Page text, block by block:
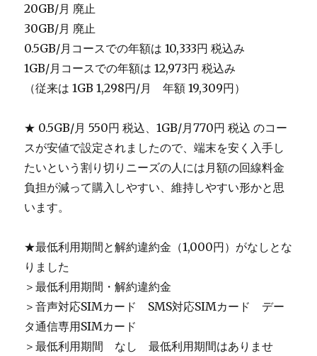
20GB/月 廃止
30GB/月 廃止
0.5GB/月コースでの年額は 10,333円 税込み
1GB/月コースでの年額は 12,973円 税込み
（従来は 1GB 1,298円/月 年額 19,309円）
★ 0.5GB/月 550円 税込、1GB/月770円 税込 のコー
スが安値で設定されましたので、端末を安く入手し
たいという割り切りニーズの人には月額の回線料金
負担が減って購入しやすい、維持しやすい形かと思
います。
★最低利用期間と解約違約金（1,000円）がなしとな
りました
＞最低利用期間・解約違約金
＞音声対応SIMカード SMS対応SIMカード デー
タ通信専用SIMカード
＞最低利用期間 なし 最低利用期間はありませ